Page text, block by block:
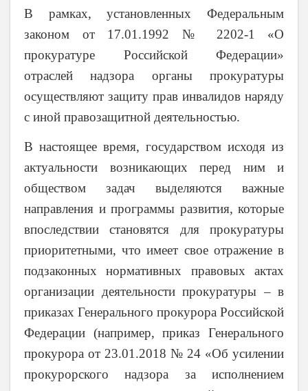
В рамках, установленных Федеральным
законом от 17.01.1992 № 2202-1 «О
прокуратуре Российской Федерации»
отраслей надзора органы прокуратуры
осуществляют защиту прав инвалидов наряду
с иной правозащитной деятельностью.
В настоящее время, государством исходя из
актуальности возникающих перед ним и
обществом задач выделяются важные
направления и программы развития, которые
впоследствии становятся для прокуратуры
приоритетными, что имеет свое отражение в
подзаконных нормативных правовых актах
организации деятельности прокуратуры – в
приказах Генерального прокурора Российской
Федерации (например, приказ Генерального
прокурора от 23.01.2018 № 24 «Об усилении
прокурорского надзора за исполнением